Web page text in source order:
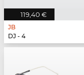
119,40 €
JB
DJ - 4